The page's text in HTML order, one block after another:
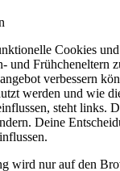
Cookies
und Frühcheneltern
verbessern
werden und wie
steht links.
Deine
wird nur auf den